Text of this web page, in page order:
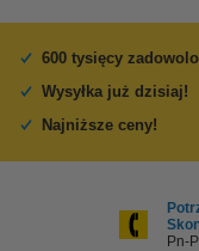
600 tysięcy
Wysyłka już dzisiaj!
Najniższe ceny!
Pn-